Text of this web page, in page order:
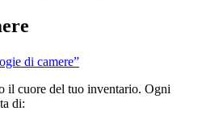
di camere”
il cuore del tuo inventario. Ogni
di: